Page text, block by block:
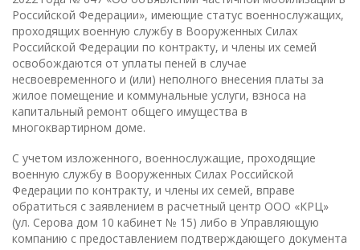
Российской Федерации», имеющие статус военнослужащих,
проходящих военную службу в Вооруженных Силах
Российской Федерации по контракту, и члены их семей
освобождаются от уплаты пеней в случае
несвоевременного и (или) неполного внесения платы за
жилое помещение и коммунальные услуги, взноса на
капитальный ремонт общего имущества в
многоквартирном доме.
С учетом изложенного, военнослужащие, проходящие
военную службу в Вооруженных Силах Российской
Федерации по контракту, и члены их семей, вправе
обратиться с заявлением в расчетный центр ООО «КРЦ»
(ул. Серова дом 10 кабинет № 15) либо в Управляющую
компанию с предоставлением подтверждающего документа